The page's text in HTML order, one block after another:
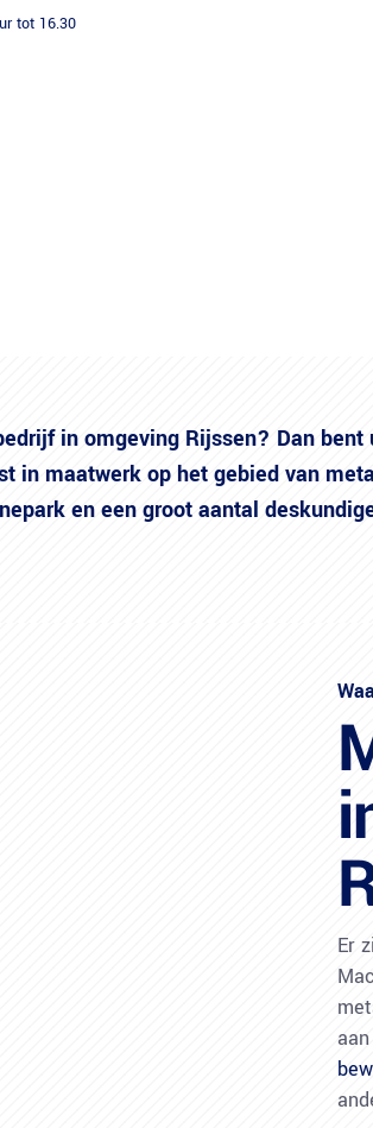
tot 16.30
in omgeving Rijssen? Dan
in maatwerk op het gebied van
en een groot aantal
​Er